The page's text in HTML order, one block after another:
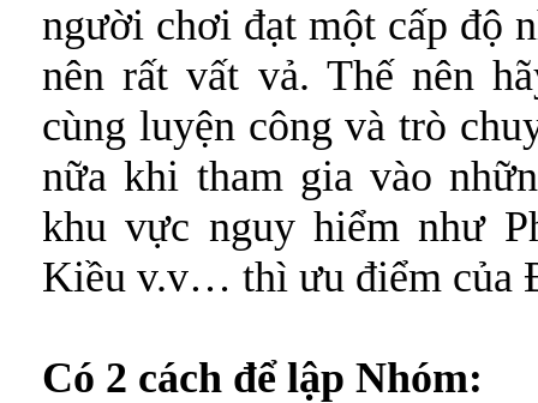
người chơi đạt một cấp độ
nên rất vất vả. Thế nên
cùng luyện công và trò
nữa khi tham gia vào
khu vực nguy hiểm như
Kiều v.v… thì ưu điểm của
Có 2 cách để lập Nhóm: